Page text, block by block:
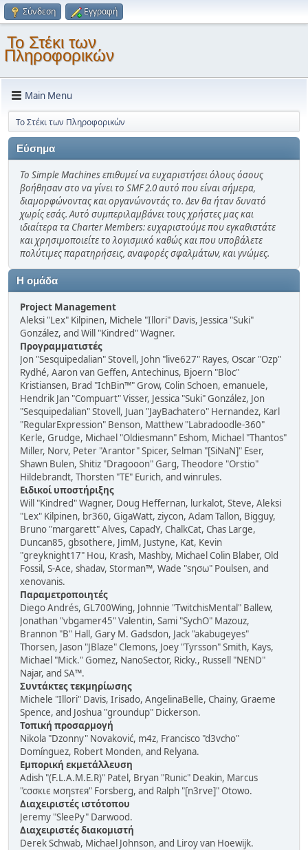
Σύνδεση Εγγραφή
Το Στέκι των
Πληροφορικών
Main Menu
Το Στέκι των Πληροφορικών
Εύσημα
Το Simple Machines επιθυμεί να ευχαριστήσει όλους όσους
βοήθησαν στο να γίνει το SMF 2.0 αυτό που είναι σήμερα,
διαμορφώνοντας και οργανώνοντάς το. Δεν θα ήταν δυνατό
χωρίς εσάς. Αυτό συμπεριλαμβάνει τους χρήστες μας και
ιδιαίτερα τα Charter Members: ευχαριστούμε που εγκαθιστάτε
και χρησιμοποιείτε το λογισμικό καθώς και που υποβάλετε
πολύτιμες παρατηρήσεις, αναφορές σφαλμάτων, και γνώμες.
Η ομάδα
Project Management
Aleksi "Lex" Kilpinen, Michele "Illori" Davis, Jessica "Suki"
González, and Will "Kindred" Wagner.
Προγραμματιστές
Jon "Sesquipedalian" Stovell, John "live627" Rayes, Oscar "Ozp"
Rydhé, Aaron van Geffen, Antechinus, Bjoern "Bloc"
Kristiansen, Brad "IchBin™" Grow, Colin Schoen, emanuele,
Hendrik Jan "Compuart" Visser, Jessica "Suki" González, Jon
"Sesquipedalian" Stovell, Juan "JayBachatero" Hernandez, Karl
"RegularExpression" Benson, Matthew "Labradoodle-360"
Kerle, Grudge, Michael "Oldiesmann" Eshom, Michael "Thantos"
Miller, Norv, Peter "Arantor" Spicer, Selman "[SiNaN]" Eser,
Shawn Bulen, Shitiz "Dragooon" Garg, Theodore "Orstio"
Hildebrandt, Thorsten "TE" Eurich, and winrules.
Ειδικοί υποστήριξης
Will "Kindred" Wagner, Doug Heffernan, lurkalot, Steve, Aleksi
"Lex" Kilpinen, br360, GigaWatt, ziycon, Adam Tallon, Bigguy,
Bruno "margarett" Alves, CapadY, ChalkCat, Chas Large,
Duncan85, gbsothere, JimM, Justyne, Kat, Kevin
"greyknight17" Hou, Krash, Mashby, Michael Colin Blaber, Old
Fossil, S-Ace, shadav, Storman™, Wade "sησω" Poulsen, and
xenovanis.
Παραμετροποιητές
Diego Andrés, GL700Wing, Johnnie "TwitchisMental" Ballew,
Jonathan "vbgamer45" Valentin, Sami "SychO" Mazouz,
Brannon "B" Hall, Gary M. Gadsdon, Jack "akabugeyes"
Thorsen, Jason "JBlaze" Clemons, Joey "Tyrsson" Smith, Kays,
Michael "Mick." Gomez, NanoSector, Ricky., Russell "NEND"
Najar, and SA™.
Συντάκτες τεκμηρίωσης
Michele "Illori" Davis, Irisado, AngelinaBelle, Chainy, Graeme
Spence, and Joshua "groundup" Dickerson.
Τοπική προσαρμογή
Nikola "Dzonny" Novaković, m4z, Francisco "d3vcho"
Domínguez, Robert Monden, and Relyana.
Εμπορική εκμετάλλευση
Adish "(F.L.A.M.E.R)" Patel, Bryan "Runic" Deakin, Marcus
"cσσкιє мσηѕтєя" Forsberg, and Ralph "[n3rve]" Otowo.
Διαχειριστές ιστότοπου
Jeremy "SleePy" Darwood.
Διαχειριστές διακομιστή
Derek Schwab, Michael Johnson, and Liroy van Hoewijk.